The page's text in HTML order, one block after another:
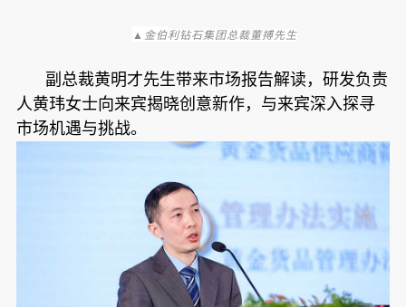
▲ 金伯利钻石集团总裁董搏先生
副总裁黄明才先生带来市场报告解读，研发负责
人黄玮女士向来宾揭晓创意新作，与来宾深入探寻
市场机遇与挑战。